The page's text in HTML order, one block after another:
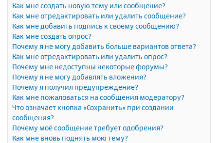
Как мне создать новую тему или сообщение?
Как мне отредактировать или удалить сообщение?
Как мне добавить подпись к своему сообщению?
Как мне создать опрос?
Почему я не могу добавить больше вариантов ответа?
Как мне отредактировать или удалить опрос?
Почему мне недоступны некоторые форумы?
Почему я не могу добавлять вложения?
Почему я получил предупреждение?
Как мне пожаловаться на сообщения модератору?
Что означает кнопка «Сохранить» при создании
сообщения?
Почему моё сообщение требует одобрения?
Как мне вновь поднять мою тему?